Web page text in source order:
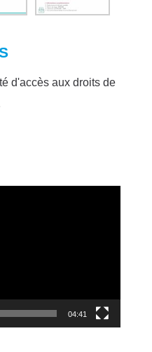
d'accès aux droits de
04:41